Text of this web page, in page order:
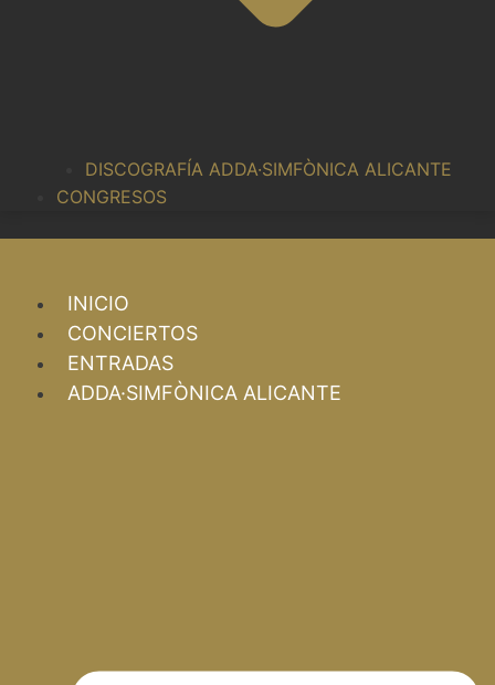
DISCOGRAFÍA ADDA·SIMFÒNICA ALICANTE
CONGRESOS
INICIO
CONCIERTOS
ENTRADAS
ADDA·SIMFÒNICA ALICANTE